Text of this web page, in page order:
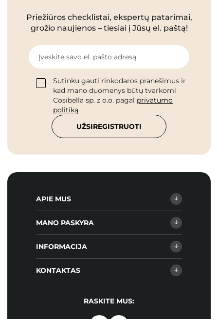
Priežiūros checklistai, ekspertų patarimai,
grožio naujienos – tiesiai į Jūsų el. paštą!
Įveskite savo el. pašto adresą
Sutinku gauti rinkodaros pranešimus ir
kad mano duomenys būtų tvarkomi
Cosibella sp. z o.o. pagal privatumo
politiką.
UŽSIREGISTRUOTI
APIE MUS
MANO PASKYRA
INFORMACIJA
KONTAKTAS
RASKITE MUS: